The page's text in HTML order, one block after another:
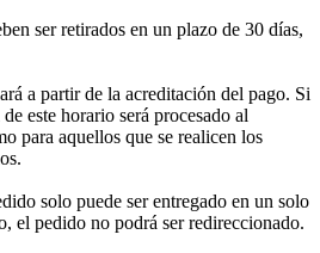
ser retirados en un plazo de 30 días,
a partir de la acreditación del pago. Si
este horario será procesado al
para aquellos que se realicen los
solo puede ser entregado en un solo
el pedido no podrá ser redireccionado.